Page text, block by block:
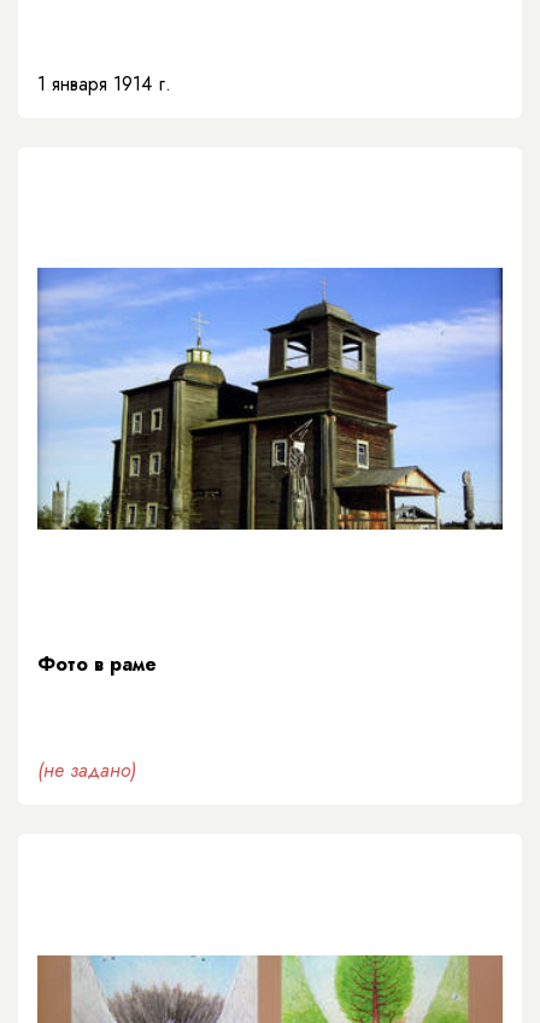
1 января 1914 г.
Фото в раме
(не задано)